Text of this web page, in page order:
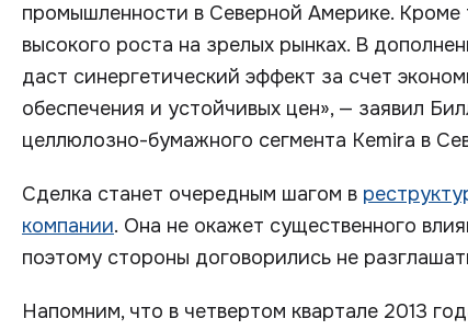
промышленности в Северной Америке. Кроме
высокого роста на зрелых рынках. В
даст синергетический эффект за счет
обеспечения и устойчивых цен», — заявил
целлюлозно-бумажного сегмента Kemira в
Сделка станет очередным шагом в
компании. Она не окажет существенного
поэтому стороны договорились не
Напомним, что в четвертом квартале 2013